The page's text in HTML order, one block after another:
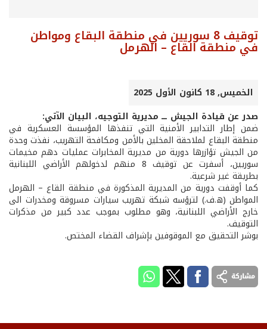
توقيف 8 سوريين في منطقة البقاع ومواطن
في منطقة القاع – الهرمل
الخميس, 18 كانون الأول 2025
صدر عن قيادة الجيش ـــ مديرية التوجيه، البيان الآتي:
ضمن إطار التدابير الأمنية التي تنفذها المؤسسة العسكرية في
منطقة البقاع لملاحقة المخلين بالأمن ومكافحة التهريب، نفذت وحدة
من الجيش تؤازرها دورية من مديرية المخابرات عمليات دهم مخيمات
سوريين، أسفرت عن توقيف 8 منهم لدخولهم الأراضي اللبنانية
بطريقة غير شرعية.
كما أوقفت دورية من المديرية المذكورة في منطقة القاع – الهرمل
المواطن (ه.ف.) لترؤسه شبكة تهريب سيارات مسروقة ومخدرات الى
خارج الأراضي اللبنانية، وهو مطلوب بموجب عدد كبير من مذكرات
التوقيف.
بوشر التحقيق مع الموقوفين بإشراف القضاء المختص.